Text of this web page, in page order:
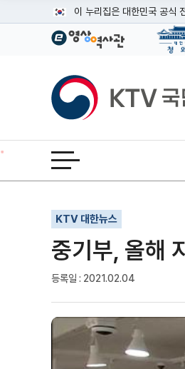
이 누리집은 대한민국 공식
공식 누리집 주소 확인하기
이밖에 or.kr 또는 .kr등 다른
운영중인 공식 누리집보기
KTV국민방송
전체메뉴 열기
KTV 대한뉴스
중기부, 올해
등록일 : 2021.02.04
기사인쇄
글자확대
글자축소